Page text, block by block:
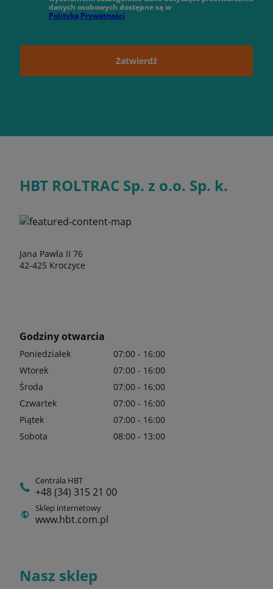
danych osobowych dostępne są w
Polityką Prywatności
Zatwierdź
HBT ROLTRAC Sp. z o.o. Sp. k.
Jana Pawła II 76
42-425 Kroczyce
Godziny otwarcia
Poniedziałek
07:00 - 16:00
Wtorek
07:00 - 16:00
Środa
07:00 - 16:00
Czwartek
07:00 - 16:00
Piątek
07:00 - 16:00
Sobota
08:00 - 13:00
Centrala HBT
+48 (34) 315 21 00
Sklep internetowy
www.hbt.com.pl
Nasz sklep